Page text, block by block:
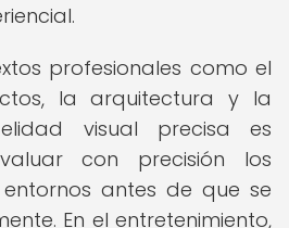
profesionales como el
la arquitectura y la
visual precisa es
con precisión los
antes de que se
En el entretenimiento,